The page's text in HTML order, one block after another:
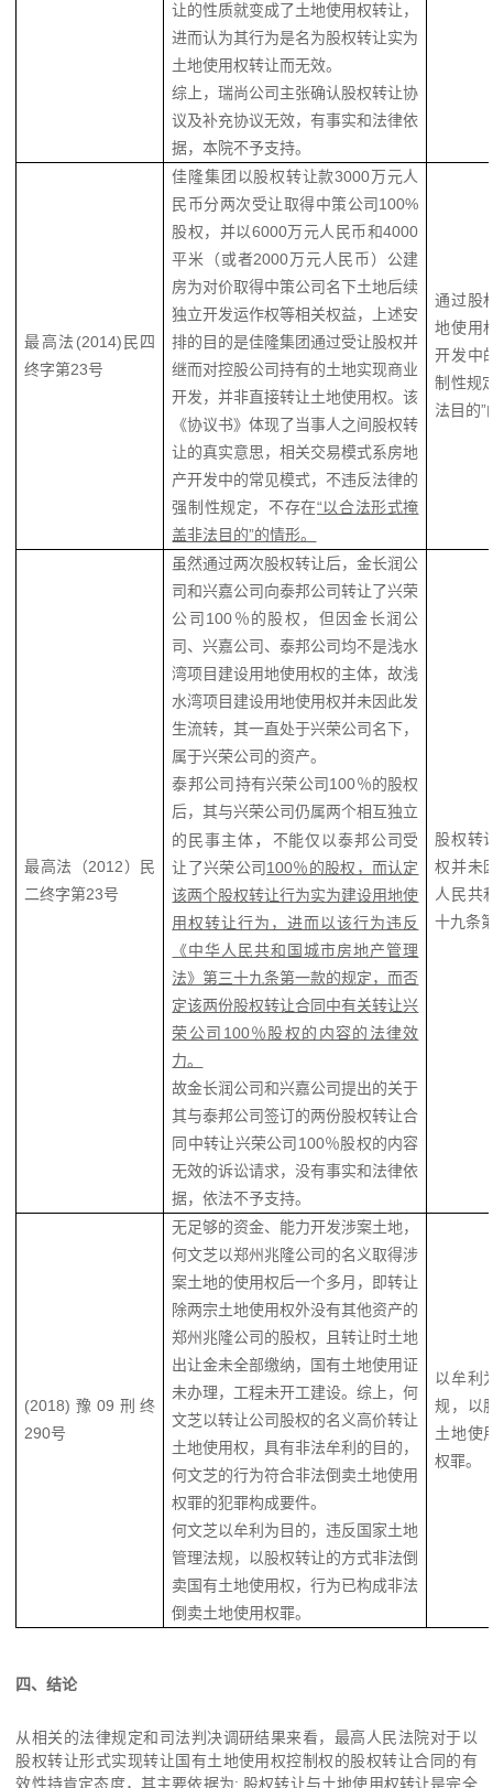
让的性质就变成了土地使用权转让，
进而认为其行为是名为股权转让实为
土地使用权转让而无效。
综上，瑞尚公司主张确认股权转让协
议及补充协议无效，有事实和法律依
据，本院不予支持。
最高法(2014)民四
终字第23号
佳隆集团以股权转让款3000万元人
民币分两次受让取得中策公司100%
股权，并以6000万元人民币和4000
平米（或者2000万元人民币）公建
房为对价取得中策公司名下土地后续
独立开发运作权等相关权益，
上述安
排的目的是佳隆集团通过受让股权并
继而对控股公司持有的土地实现商业
开发，并非直接转让土地使用权。该
《协议书》体现了当事人之间股权转
让的真实意思，相关交易模式系房地
产开发中的常见模式，不违反法律的
强制性规定，不存在“以合法形式掩
盖非法目的”的情形。
通过股
地使用
开发中
制性规
法目的”
最高法（2012）民
二终字第23号
虽然通过两次股权转让后，金长润公
司和兴嘉公司向泰邦公司转让了兴荣
公司100％的股权，但因金长润公
司、兴嘉公司、泰邦公司均不是浅水
湾项目建设用地使用权的主体，故浅
水湾项目建设用地使用权并未因此发
生流转，其一直处于兴荣公司名下，
属于兴荣公司的资产。
泰邦公司持有兴荣公司100％的股权
后，其与兴荣公司仍属两个相互独立
的民事主体 ，
不能仅以泰邦公司受
让了兴荣公司100％的股权，而认定
该两个股权转让行为实为建设用地使
用权转让行为，进而以该行为违反
《中华人民共和国城市房地产管理
法》第三十九条第一款的规定，而否
定该两份股权转让合同中有关转让兴
荣公司100％股权的内容的法律效
力。
故金长润公司和兴嘉公司提出的关于
其与泰邦公司签订的两份股权转让合
同中转让兴荣公司100％股权的内容
无效的诉讼请求，没有事实和法律依
据，依法不予支持。
股权转
权并未
人民共
十九条
(2018)豫09刑终
290号
无足够的资金、能力开发涉案土地，
何文芝以郑州兆隆公司的名义取得涉
案土地的使用权后一个多月，即转让
除两宗土地使用权外没有其他资产的
郑州兆隆公司的股权，且转让时土地
出让金未全部缴纳，国有土地使用证
未办理，工程未开工建设。综上，何
文芝以转让公司股权的名义高价转让
土地使用权，具有非法牟利的目的，
何文芝的行为符合非法倒卖土地使用
权罪的犯罪构成要件。
何文芝以牟利为目的，违反国家土地
管理法规，以股权转让的方式非法倒
卖国有土地使用权，行为已构成非法
倒卖土地使用权罪。
以牟利
规，以
土地使
权罪。
四、结论
从相关的法律规定和司法判决调研结果来看，最高人民法院对于以
股权转让形式实现转让国有土地使用权控制权的股权转让合同的有
效性持肯定态度，其主要依据为: 股权转让与土地使用权转让是完全